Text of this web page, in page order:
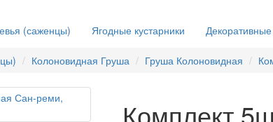
(саженцы) Ягодные кустарники Декоративные
Колоновидная Груша Груша Колоновидная
Комплект